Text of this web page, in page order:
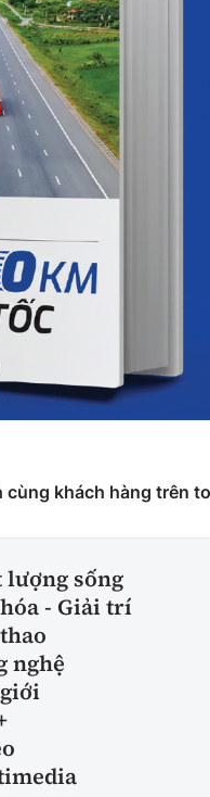
cùng khách hàng trên
lượng sống
- Giải trí
nghệ